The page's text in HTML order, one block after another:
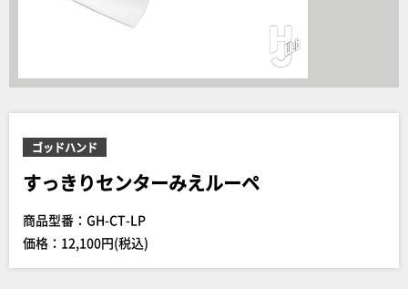
ゴッドハンド
すっきりセンターみえルーペ
商品型番：GH-CT-LP
価格：12,100円(税込)